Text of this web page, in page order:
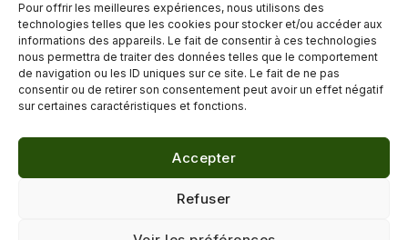
Pour offrir les meilleures expériences, nous utilisons des
technologies telles que les cookies pour stocker et/ou accéder aux
informations des appareils. Le fait de consentir à ces technologies
nous permettra de traiter des données telles que le comportement
de navigation ou les ID uniques sur ce site. Le fait de ne pas
consentir ou de retirer son consentement peut avoir un effet négatif
sur certaines caractéristiques et fonctions.
Accepter
Refuser
(diluito in 200 ml) può essere fatto tranquillamente ad ogni
lavaggio, purché il prodotto sia diluito correttamente.
←Articolo precedente Articolo successivo→
Confidentialité·